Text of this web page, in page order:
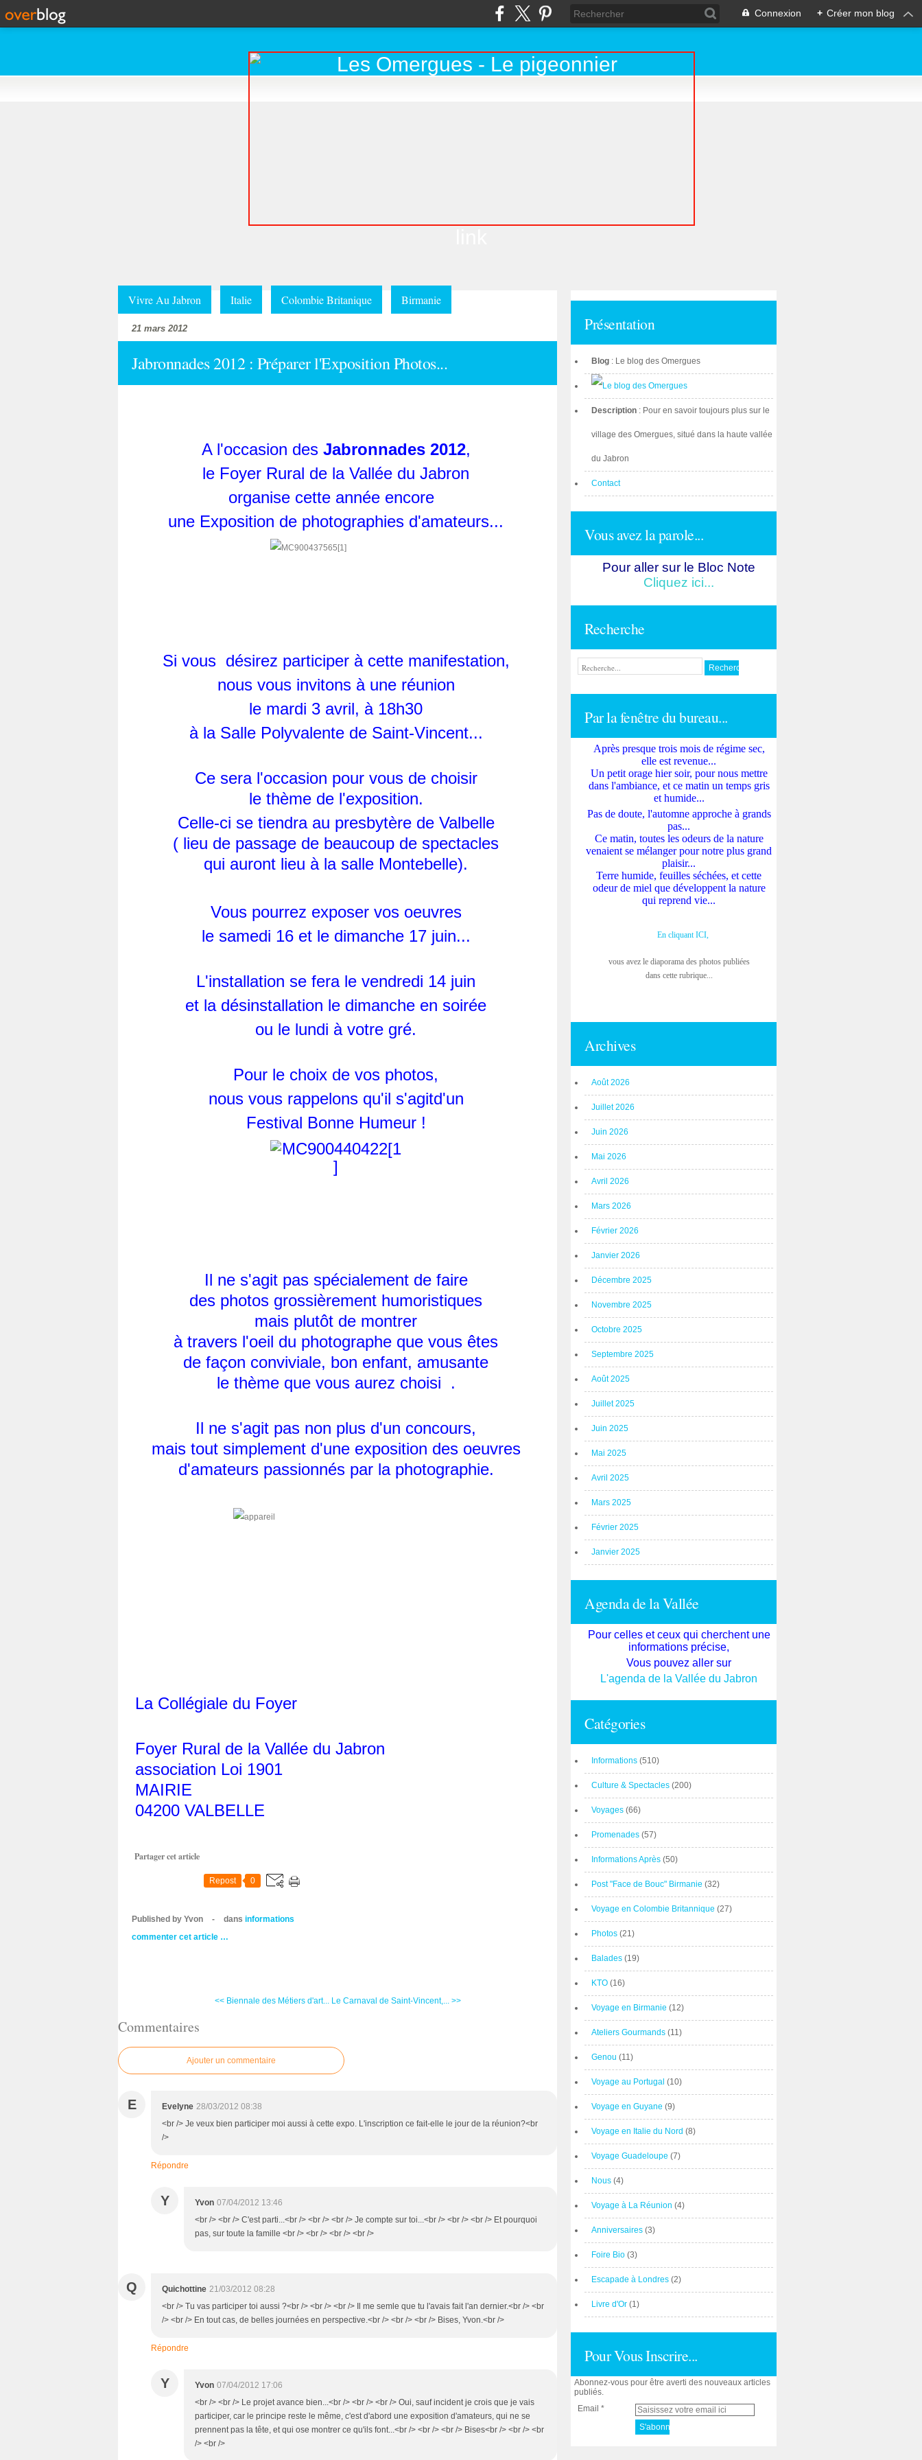
Connexion + Créer mon blog
Vivre Au Jabron Italie Colombie Britanique Birmanie
21 mars 2012
Jabronnades 2012 : Préparer l'Exposition Photos...
A l'occasion des Jabronnades 2012,
le Foyer Rural de la Vallée du Jabron
organise cette année encore
une Exposition de photographies d'amateurs...
Si vous désirez participer à cette manifestation,
nous vous invitons à une réunion
le mardi 3 avril, à 18h30
à la Salle Polyvalente de Saint-Vincent...
Ce sera l'occasion pour vous de choisir
le thème de l'exposition.
Celle-ci se tiendra au presbytère de Valbelle
( lieu de passage de beaucoup de spectacles
qui auront lieu à la salle Montebelle).
Vous pourrez exposer vos oeuvres
le samedi 16 et le dimanche 17 juin...
L'installation se fera le vendredi 14 juin
et la désinstallation le dimanche en soirée
ou le lundi à votre gré.
Pour le choix de vos photos,
nous vous rappelons qu'il s'agitd'un
Festival Bonne Humeur !
Il ne s'agit pas spécialement de faire
des photos grossièrement humoristiques
mais plutôt de montrer
à travers l'oeil du photographe que vous êtes
de façon conviviale, bon enfant, amusante
le thème que vous aurez choisi .
Il ne s'agit pas non plus d'un concours,
mais tout simplement d'une exposition des oeuvres
d'amateurs passionnés par la photographie.
La Collégiale du Foyer
Foyer Rural de la Vallée du Jabron
association Loi 1901
MAIRIE
04200 VALBELLE
Partager cet article
Repost 0
Published by Yvon - dans informations
commenter cet article …
<< Biennale des Métiers d'art... Le Carnaval de Saint-Vincent,... >>
Commentaires
Ajouter un commentaire
E Evelyne 28/03/2012 08:38
<br /> Je veux bien participer moi aussi à cette expo. L'inscription ce fait-elle le jour de la réunion?<br
/>
Répondre
Y Yvon 07/04/2012 13:46
<br /> <br /> C'est parti...<br /> <br /> <br /> Je compte sur toi...<br /> <br /> <br /> Et pourquoi
pas, sur toute la famille <br /> <br /> <br /> <br />
Q Quichottine 21/03/2012 08:28
<br /> Tu vas participer toi aussi ?<br /> <br /> <br /> Il me semle que tu l'avais fait l'an dernier.<br /> <br
/> <br /> En tout cas, de belles journées en perspective.<br /> <br /> <br /> Bises, Yvon.<br />
Répondre
Y Yvon 07/04/2012 17:06
<br /> <br /> Le projet avance bien...<br /> <br /> <br /> Oui, sauf incident je crois que je vais
participer, car le principe reste le même, c'est d'abord une exposition d'amateurs, qui ne se
prennent pas la tête, et qui ose montrer ce qu'ils font...<br /> <br /> <br /> Bises<br /> <br /> <br
/> <br />
Présentation
Blog : Le blog des Omergues
Description : Pour en savoir toujours plus sur le
village des Omergues, situé dans la haute vallée
du Jabron
Contact
Vous avez la parole...
Pour aller sur le Bloc Note
Cliquez ici...
Recherche
Par la fenêtre du bureau...
Après presque trois mois de régime sec,
elle est revenue...
Un petit orage hier soir, pour nous mettre
dans l'ambiance, et ce matin un temps gris
et humide...
Pas de doute, l'automne approche à grands
pas...
Ce matin, toutes les odeurs de la nature
venaient se mélanger pour notre plus grand
plaisir...
Terre humide, feuilles séchées, et cette
odeur de miel que développent la nature
qui reprend vie...
En cliquant ICI,
vous avez le diaporama des photos publiées
dans cette rubrique...
Archives
Août 2026
Juillet 2026
Juin 2026
Mai 2026
Avril 2026
Mars 2026
Février 2026
Janvier 2026
Décembre 2025
Novembre 2025
Octobre 2025
Septembre 2025
Août 2025
Juillet 2025
Juin 2025
Mai 2025
Avril 2025
Mars 2025
Février 2025
Janvier 2025
Agenda de la Vallée
Pour celles et ceux qui cherchent une
informations précise,
Vous pouvez aller sur
L'agenda de la Vallée du Jabron
Catégories
Informations (510)
Culture & Spectacles (200)
Voyages (66)
Promenades (57)
Informations Après (50)
Post "Face de Bouc" Birmanie (32)
Voyage en Colombie Britannique (27)
Photos (21)
Balades (19)
KTO (16)
Voyage en Birmanie (12)
Ateliers Gourmands (11)
Genou (11)
Voyage au Portugal (10)
Voyage en Guyane (9)
Voyage en Italie du Nord (8)
Voyage Guadeloupe (7)
Nous (4)
Voyage à La Réunion (4)
Anniversaires (3)
Foire Bio (3)
Escapade à Londres (2)
Livre d'Or (1)
Pour Vous Inscrire...
Abonnez-vous pour être averti des nouveaux articles
publiés.
Email